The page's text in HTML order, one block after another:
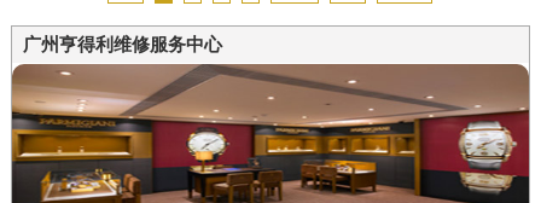
广州亨得利维修服务中心